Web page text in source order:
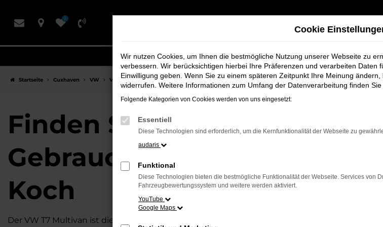
Hauptinhalt
0
Startseite Cuxhaven VW VW T7 Multivan Finden Sie Ihren VW T7 Multivan Gebrauchtwagen für Cuxhaven bei Schmidt +
Finden Sie Ihren VW T7
Gebrauchtwagen für
Koch
Der VW T7 Multivan ist die perfekte Wahl für alle in Cuxhaven, die ein zuverlässiges und
Cookie
Wir nutzen Cookies, um Ihnen die bestmögliche Nutzung unserer Webseite zu
verbessern. Wir berücksichtigen hierbei Ihre Präferenzen und verarbeiten Daten
Einwilligung geben. Wenn Sie zu einem späteren Zeitpunkt Ihre Meinung
widerrufen. Weitere Informationen zum Umfang der Datenverarbeitung finden Sie
Folgende Kategorien von Cookies werden von uns eingesetzt:
Essentiell
Diese Technologien sind erforderlich, um die Kernfunktionalität der Webseite zu
audaris
Funktional
Diese Technologien bieten die bestmögliche Funktionalität der Webseite. Services von
Fahrzeugbewertungssystem und weitere werden aktiviert.
YouTube
Google Maps